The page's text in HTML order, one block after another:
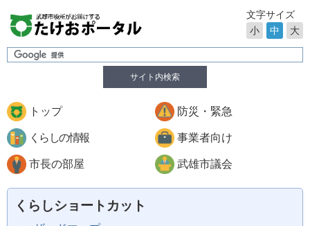
サイト内検索
文字サイズ
小
中 大
トップ 防災・緊急
くらしの情報 事業者向け
市長の部屋 武雄市議会
くらしショートカット